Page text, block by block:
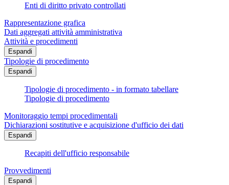
Enti di diritto privato controllati
Rappresentazione grafica
Dati aggregati attività amministrativa
Attività e procedimenti
Espandi
Tipologie di procedimento
Espandi
Tipologie di procedimento - in formato tabellare
Tipologie di procedimento
Monitoraggio tempi procedimentali
Dichiarazioni sostitutive e acquisizione d'ufficio dei dati
Espandi
Recapiti dell'ufficio responsabile
Provvedimenti
Espandi